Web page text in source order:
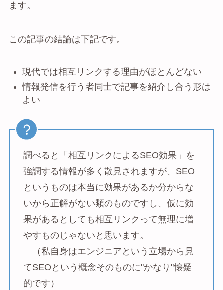
ます。
この記事の結論は下記です。
現代では相互リンクする理由がほとんどない
情報発信を行う者同士で記事を紹介し合う形は
よい
調べると「相互リンクによるSEO効果」を
強調する情報が多く散見されますが、SEO
というものは本当に効果があるか分からな
いから正解がない類のものですし、仮に効
果があるとしても相互リンクって無理に増
やすものじゃないと思います。
（私自身はエンジニアという立場から見
てSEOという概念そのものに"かなり"懐疑
的です）